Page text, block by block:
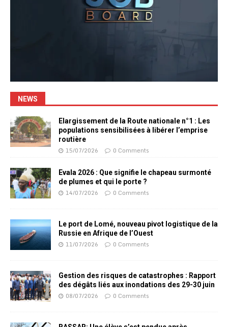
NEWS
Elargissement de la Route nationale n°1 : Les
populations sensibilisées à libérer l’emprise
routière
15/07/2026 0 Comments
Evala 2026 : Que signifie le chapeau surmonté
de plumes et qui le porte ?
14/07/2026 0 Comments
Le port de Lomé, nouveau pivot logistique de la
Russie en Afrique de l’Ouest
11/07/2026 0 Comments
Gestion des risques de catastrophes : Rapport
des dégâts liés aux inondations des 29-30 juin
08/07/2026 0 Comments